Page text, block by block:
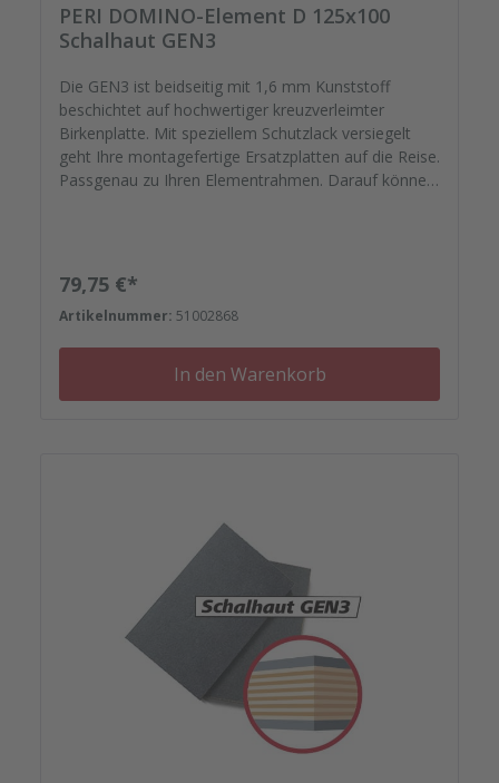
PERI DOMINO-Element D 125x100
Schalhaut GEN3
Die GEN3 ist beidseitig mit 1,6 mm Kunststoff
beschichtet auf hochwertiger kreuzverleimter
Birkenplatte. Mit speziellem Schutzlack versiegelt
geht Ihre montagefertige Ersatzplatten auf die Reise.
Passgenau zu Ihren Elementrahmen. Darauf können
Regulärer Preis:
79,75 €*
Artikelnummer: 51002868
In den Warenkorb